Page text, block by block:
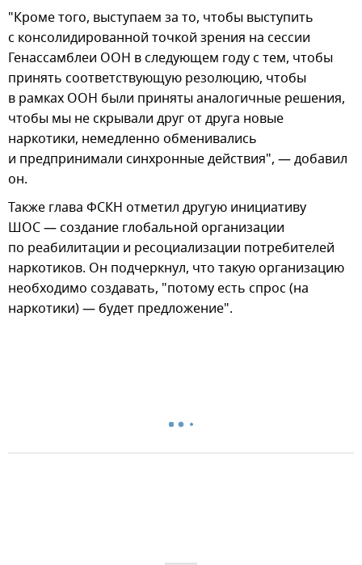
"Кроме того, выступаем за то, чтобы выступить
с консолидированной точкой зрения на сессии
Генассамблеи ООН в следующем году с тем, чтобы
принять соответствующую резолюцию, чтобы
в рамках ООН были приняты аналогичные решения,
чтобы мы не скрывали друг от друга новые
наркотики, немедленно обменивались
и предпринимали синхронные действия", — добавил
он.
Также глава ФСКН отметил другую инициативу
ШОС — создание глобальной организации
по реабилитации и ресоциализации потребителей
наркотиков. Он подчеркнул, что такую организацию
необходимо создавать, "потому есть спрос (на
наркотики) — будет предложение".